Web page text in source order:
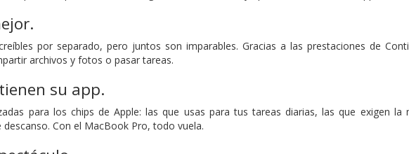
por separado, pero juntos son imparables. Gracias a las prestaciones de
archivos y fotos o pasar tareas.
su app.
para los chips de Apple: las que usas para tus tareas diarias, las que exigen
Con el MacBook Pro, todo vuela.